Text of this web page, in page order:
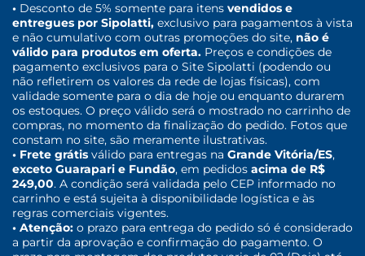
• Desconto de 5% somente para itens vendidos e
entregues por Sipolatti, exclusivo para pagamentos à vista
e não cumulativo com outras promoções do site, não é
válido para produtos em oferta. Preços e condições de
pagamento exclusivos para o Site Sipolatti (podendo ou
não refletirem os valores da rede de lojas físicas), com
validade somente para o dia de hoje ou enquanto durarem
os estoques. O preço válido será o mostrado no carrinho de
compras, no momento da finalização do pedido. Fotos que
constam no site, são meramente ilustrativas.
• Frete grátis válido para entregas na Grande Vitória/ES,
exceto Guarapari e Fundão, em pedidos acima de R$
249,00. A condição será validada pelo CEP informado no
carrinho e está sujeita à disponibilidade logística e às
regras comerciais vigentes.
• Atenção: o prazo para entrega do pedido só é considerado
a partir da aprovação e confirmação do pagamento. O